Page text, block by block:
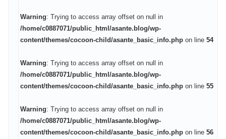
Warning: Trying to access array offset on null in
/home/c0887071/public_html/asante.blog/wp-
content/themes/cocoon-child/asante_basic_info.php on line 54
Warning: Trying to access array offset on null in
/home/c0887071/public_html/asante.blog/wp-
content/themes/cocoon-child/asante_basic_info.php on line 55
Warning: Trying to access array offset on null in
/home/c0887071/public_html/asante.blog/wp-
content/themes/cocoon-child/asante_basic_info.php on line 56